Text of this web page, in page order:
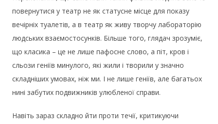
повернутися у театр не як статусне місце для показу
вечірніх туалетів, а в театр як живу творчу лабораторію
людських взаємостосунків. Більше того, глядач зрозуміє,
що класика – це не лише пафосне слово, а піт, кров і
сльози геніїв минулого, які жили і творили у значно
складніших умовах, ніж ми. І не лише геніїв, але багатьох
нині забутих подвижників улюбленої справи.
Навіть зараз складно йти проти течії, критикуючи